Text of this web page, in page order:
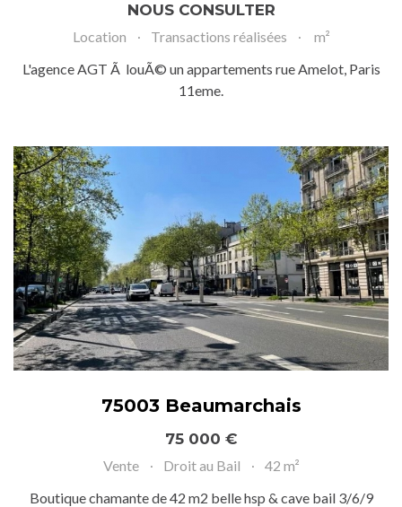
NOUS CONSULTER
Location Transactions réalisées
m²
L'agence AGT Ã louÃ© un appartements rue Amelot, Paris
11eme.
75003 Beaumarchais
75 000 €
Vente Droit au Bail
42 m²
Boutique chamante de 42 m2 belle hsp & cave bail 3/6/9